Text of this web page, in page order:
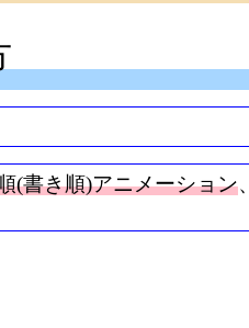
(書き順)アニメーション、